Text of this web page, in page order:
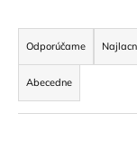
R
a
d
e
n
Odporúčame
Abecedne
ť
?